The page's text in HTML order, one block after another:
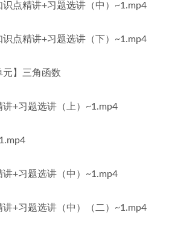
点精讲+习题选讲（中）~1.mp4
点精讲+习题选讲（下）~1.mp4
】三角函数
+习题选讲（上）~1.mp4
+习题选讲（中）~1.mp4
+习题选讲（中）（二）~1.mp4